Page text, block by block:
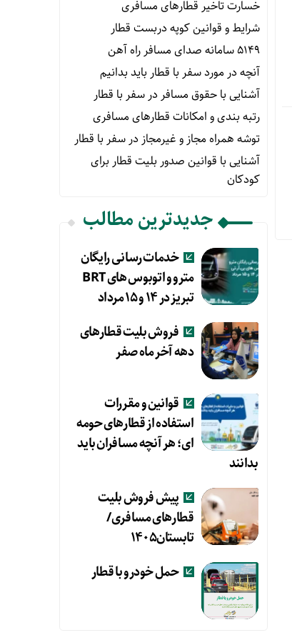
خسارت تاخیر قطارهای مسافری
شرایط و قوانین کوپه دربست قطار
۵۱۴۹ سامانه صدای مسافر راه آهن
آنچه در مورد سفر با قطار باید بدانیم
آشنایی با حقوق مسافر در سفر با قطار
رتبه بندی و امکانات قطارهای مسافری
توشه همراه مجاز و غیرمجاز در سفر با قطار
آشنایی با قوانین صدور بلیت قطار برای
کودکان
جدیدترین مطالب
خدمات رسانی رایگان
مترو و اتوبوس های BRT
تبریز در ۱۴ و ۱۵ مرداد
فروش بلیت قطارهای
دهه آخر ماه صفر
قوانین و مقررات
استفاده از قطارهای حومه
ای؛ هر آنچه مسافران باید
بدانند
پیش فروش بلیت
قطارهای مسافری/
تابستان۱۴۰۵
حمل خودرو با قطار